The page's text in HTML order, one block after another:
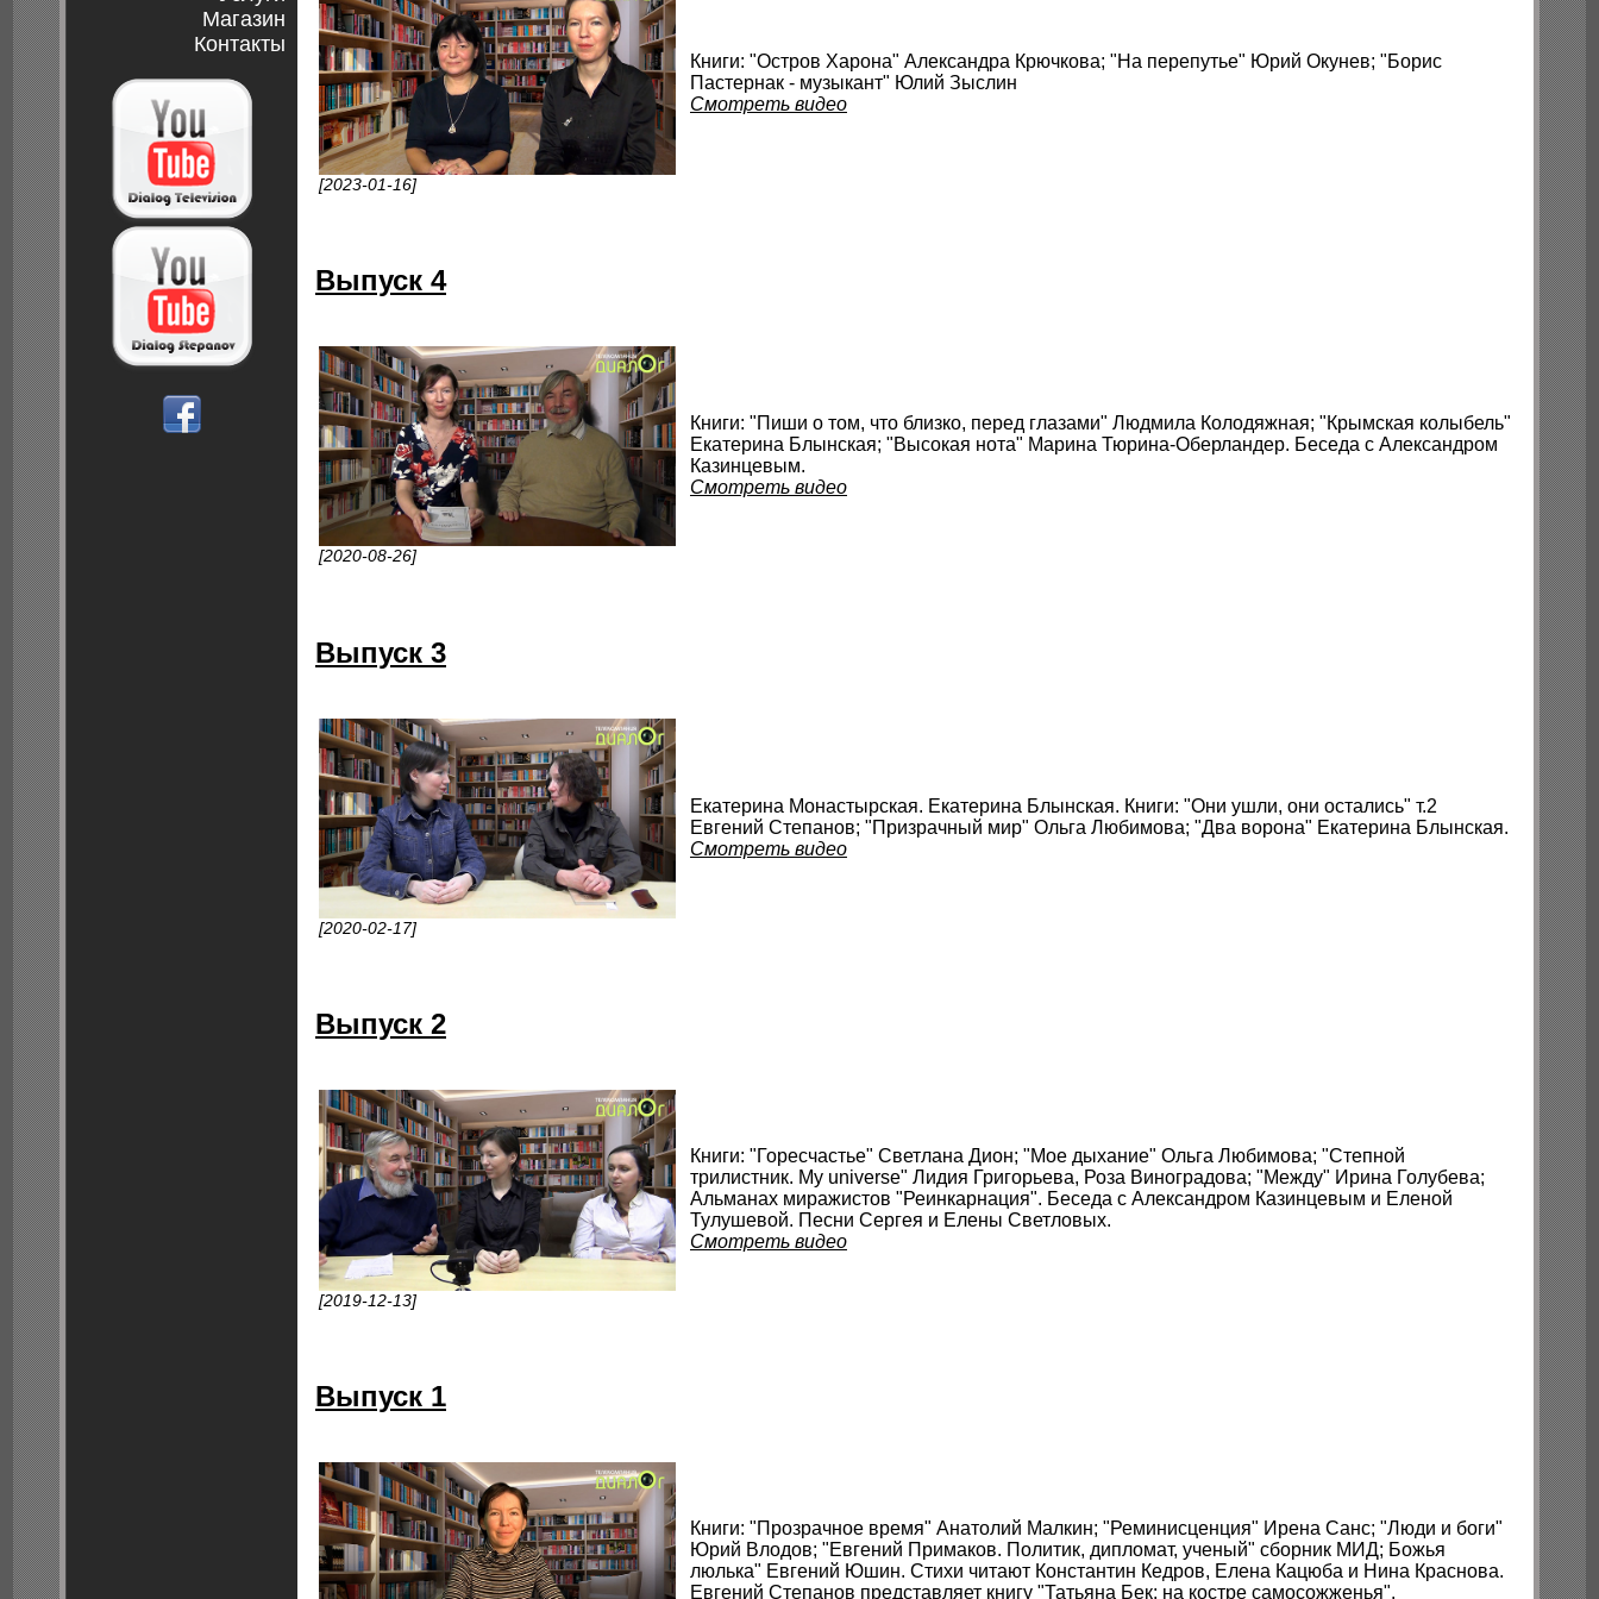
Магазин
Контакты
[2023-01-16]
Книги: "Остров Харона" Александра Крючкова; "На перепутье" Юрий Окунев; "Борис
Пастернак - музыкант" Юлий Зыслин
Смотреть видео
Выпуск 4
[2020-08-26]
Книги: "Пиши о том, что близко, перед глазами" Людмила Колодяжная; "Крымская колыбель"
Екатерина Блынская; "Высокая нота" Марина Тюрина-Оберландер. Беседа с Александром
Казинцевым.
Смотреть видео
Выпуск 3
[2020-02-17]
Екатерина Монастырская. Екатерина Блынская. Книги: "Они ушли, они остались" т.2
Евгений Степанов; "Призрачный мир" Ольга Любимова; "Два ворона" Екатерина Блынская.
Смотреть видео
Выпуск 2
[2019-12-13]
Книги: "Горесчастье" Светлана Дион; "Мое дыхание" Ольга Любимова; "Степной
трилистник. My universe" Лидия Григорьева, Роза Виноградова; "Между" Ирина Голубева;
Альманах миражистов "Реинкарнация". Беседа с Александром Казинцевым и Еленой
Тулушевой. Песни Сергея и Елены Светловых.
Смотреть видео
Выпуск 1
Книги: "Прозрачное время" Анатолий Малкин; "Реминисценция" Ирена Санс; "Люди и боги"
Юрий Влодов; "Евгений Примаков. Политик, дипломат, ученый" сборник МИД; Божья
люлька" Евгений Юшин. Стихи читают Константин Кедров, Елена Кацюба и Нина Краснова.
Евгений Степанов представляет книгу "Татьяна Бек: на костре самосожженья".